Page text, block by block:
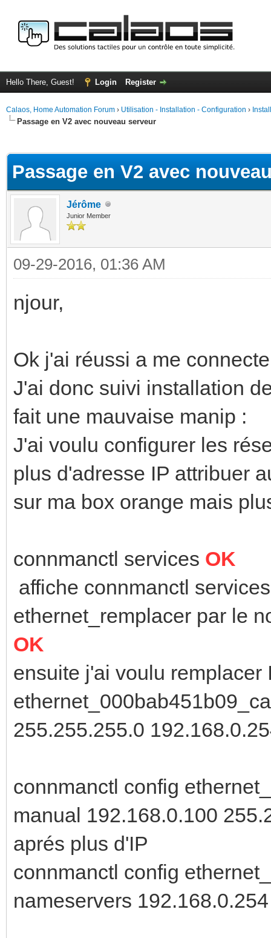
Hello There, Guest! Login Register
Calaos, Home Automation Forum › Utilisation - Installation - Configuration ›
Passage en V2 avec nouveau serveur
Passage en V2 avec
Jérôme
Junior Member
09-29-2016, 01:36 AM
njour,
Ok j'ai réussi a me
J'ai donc suivi installation
fait une mauvaise manip :
J'ai voulu configurer les
plus d'adresse IP attribuer
sur ma box orange mais
connmanctl services OK
affiche connmanctl
ethernet_remplacer par le
OK
ensuite j'ai voulu remplacer
255.255.255.0
connmanctl config
manual 192.168.0.100
aprés plus d'IP
connmanctl config
nameservers 192.168.0.254